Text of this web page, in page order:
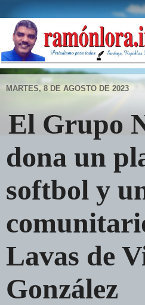
MARTES, 8 DE AGOSTO DE 2023
El Grupo
dona un
softbol y
Lavas de
González